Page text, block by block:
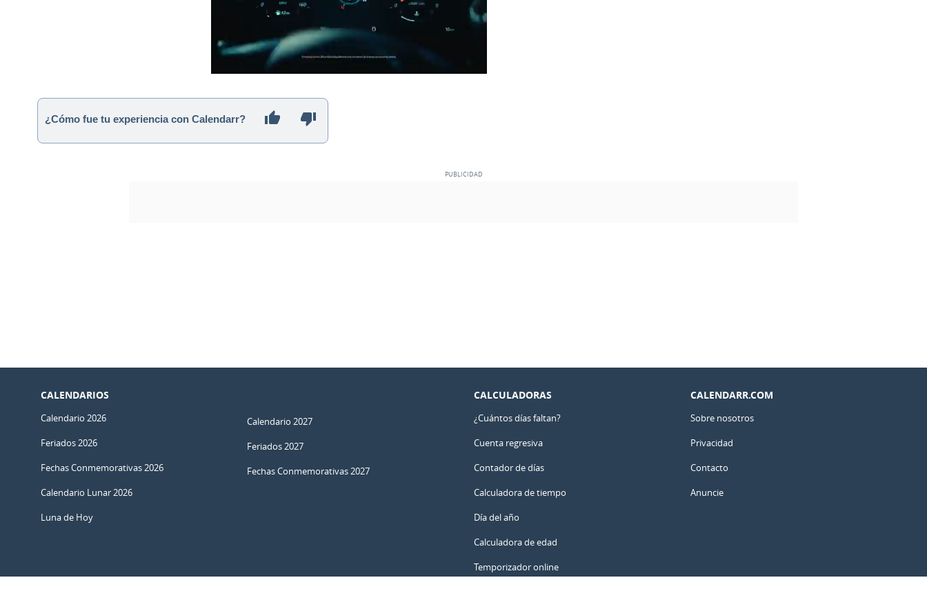
¿Cómo fue tu experiencia con Calendarr?
CALENDARIOS
Calendario 2026
Feriados 2026
Fechas Conmemorativas 2026
Calendario Lunar 2026
Luna de Hoy
Calendario 2027
Feriados 2027
Fechas Conmemorativas 2027
CALCULADORAS
¿Cuántos días faltan?
Cuenta regresiva
Contador de días
Calculadora de tiempo
Día del año
Calculadora de edad
Temporizador online
CALENDARR.COM
Sobre nosotros
Privacidad
Contacto
Anuncie